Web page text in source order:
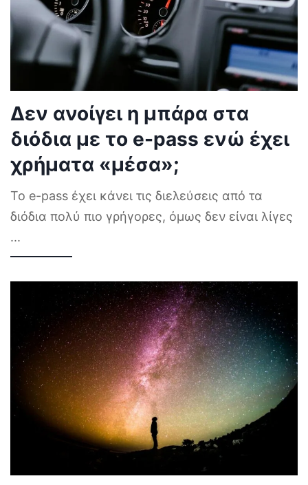
Δεν ανοίγει η μπάρα στα
διόδια με το e-pass ενώ έχει
χρήματα «μέσα»;
Το e-pass έχει κάνει τις διελεύσεις από τα
διόδια πολύ πιο γρήγορες, όμως δεν είναι λίγες
...